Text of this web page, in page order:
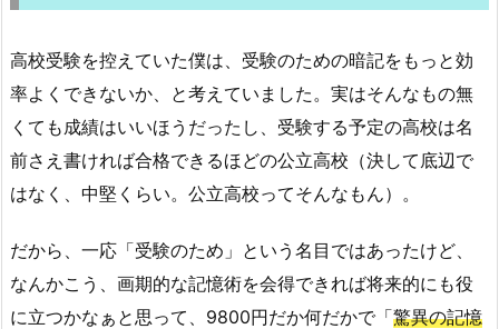
高校受験を控えていた僕は、受験のための暗記をもっと効
率よくできないか、と考えていました。実はそんなもの無
くても成績はいいほうだったし、受験する予定の高校は名
前さえ書ければ合格できるほどの公立高校（決して底辺で
はなく、中堅くらい。公立高校ってそんなもん）。
だから、一応「受験のため」という名目ではあったけど、
なんかこう、画期的な記憶術を会得できれば将来的にも役
に立つかなぁと思って、9800円だか何だかで「驚異の記憶